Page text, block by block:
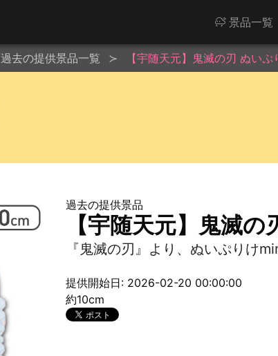
景品一覧
過去の提供景品一覧 【宇随天元】鬼滅の刃 ぬい
過去の提供景品
【宇随天元】鬼滅
『鬼滅の刃』より、ぬいぷりけ
提供開始日: 2026-02-20 00:00:00
約10cm